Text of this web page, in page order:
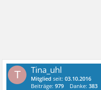
T Tina_uhl
Mitglied seit:03.10.2016
Beiträge:979 Danke:383